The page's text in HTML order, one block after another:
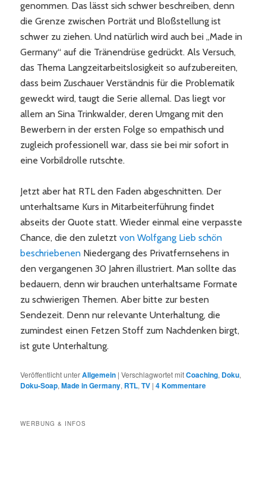
genommen. Das lässt sich schwer beschreiben, denn
die Grenze zwischen Porträt und Bloßstellung ist
schwer zu ziehen. Und natürlich wird auch bei „Made in
Germany“ auf die Tränendrüse gedrückt. Als Versuch,
das Thema Langzeitarbeitslosigkeit so aufzubereiten,
dass beim Zuschauer Verständnis für die Problematik
geweckt wird, taugt die Serie allemal. Das liegt vor
allem an Sina Trinkwalder, deren Umgang mit den
Bewerbern in der ersten Folge so empathisch und
zugleich professionell war, dass sie bei mir sofort in
eine Vorbildrolle rutschte.
Jetzt aber hat RTL den Faden abgeschnitten. Der
unterhaltsame Kurs in Mitarbeiterführung findet
abseits der Quote statt. Wieder einmal eine verpasste
Chance, die den zuletztvon Wolfgang Lieb schön
beschriebenen Niedergang des Privatfernsehens in
den vergangenen 30 Jahren illustriert. Man sollte das
bedauern, denn wir brauchen unterhaltsame Formate
zu schwierigen Themen. Aber bitte zur besten
Sendezeit. Denn nur relevante Unterhaltung, die
zumindest einen Fetzen Stoff zum Nachdenken birgt,
ist gute Unterhaltung.
Veröffentlicht unterAllgemein |Verschlagwortet mitCoaching, Doku,
Doku-Soap,Made in Germany, RTL,TV |4Kommentare
WERBUNG & INFOS